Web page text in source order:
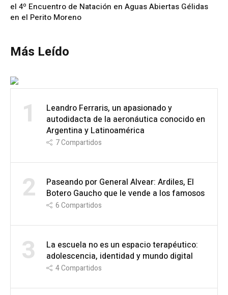
el 4º Encuentro de Natación en Aguas Abiertas Gélidas
en el Perito Moreno
Más Leído
1
Leandro Ferraris, un apasionado y
autodidacta de la aeronáutica conocido en
Argentina y Latinoamérica
7Compartidos
2
Paseando por General Alvear: Ardiles, El
Botero Gaucho que le vende a los famosos
6Compartidos
3
La escuela no es un espacio terapéutico:
adolescencia, identidad y mundo digital
4Compartidos